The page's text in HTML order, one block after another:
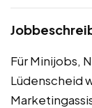
Für Minijobs,
Lüdenscheid